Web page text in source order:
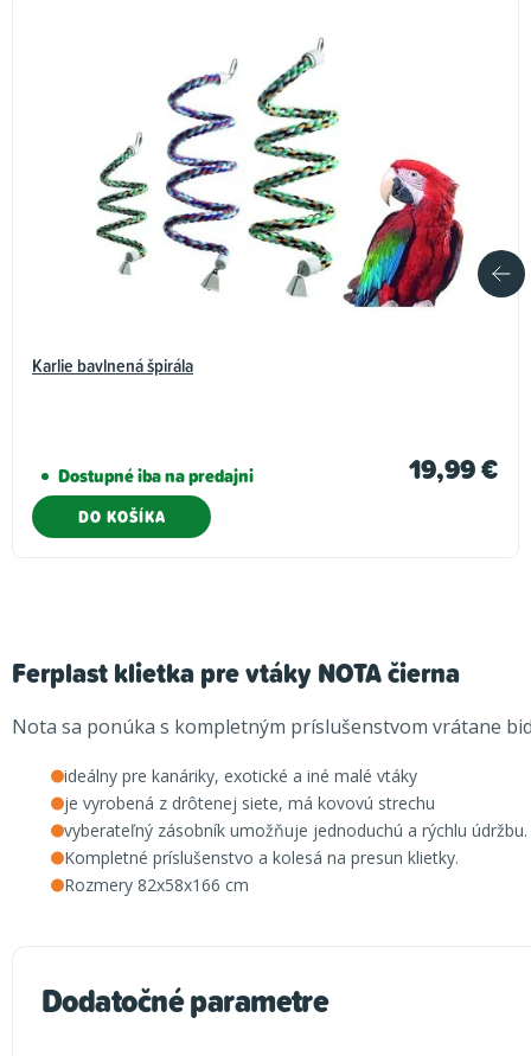
Karlie bavlnená špirála
Dostupné iba na predajni 19,99 €
DO KOŠÍKA
Ferplast klietka pre vtáky NOTA čierna
Nota sa ponúka s kompletným príslušenstvom vrátane
ideálny pre kanáriky, exotické a iné malé vtáky
je vyrobená z drôtenej siete, má kovovú strechu
vyberateľný zásobník umožňuje jednoduchú a rýchlu údržbu.
Kompletné príslušenstvo a kolesá na presun klietky.
Rozmery 82x58x166 cm
Dodatočné parametre